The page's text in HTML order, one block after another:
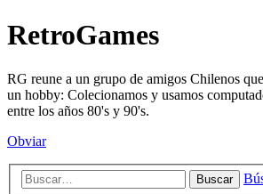
RetroGames
RG reune a un grupo de amigos Chilenos
un hobby: Colecionamos y usamos
entre los años 80's y 90's.
Obviar
Buscar